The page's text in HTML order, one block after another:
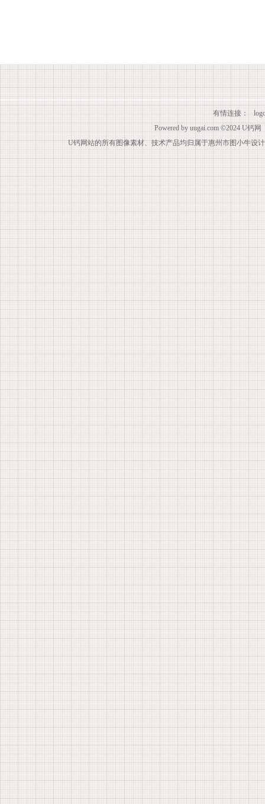
有情连接：
Powered by uugai.com ©2024 U钙网
U钙网站的所有图像素材、技术产品均归属于惠州市图小牛设